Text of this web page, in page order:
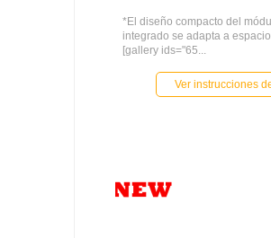
*El diseño compacto del
integrado se adapta a
[gallery ids="65...
Ver instrucciones